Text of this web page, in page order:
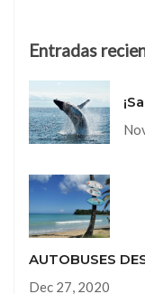
Entradas
AUTOBUSES
Dec 27, 2020